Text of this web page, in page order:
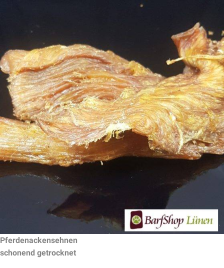
Pferdenackensehnen
schonend getrocknet